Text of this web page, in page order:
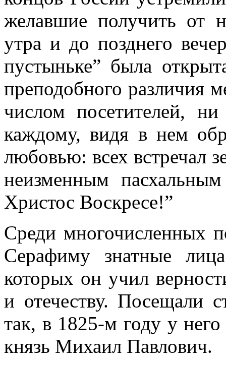
желавшие получить от
утра и до позднего
пустыньке” была
преподобного различия
числом посетителей,
каждому, видя в нем
любовью: всех встречал
неизменным
Христос Воскресе!”
Среди многочисленных
Серафиму знатные
которых он учил
и отечеству. Посещали
так, в 1825-м году у
князь Михаил Павлович.